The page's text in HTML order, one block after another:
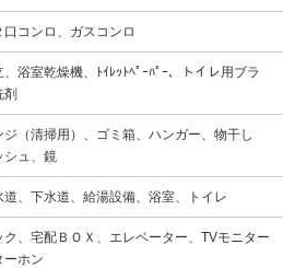
口コンロ、ガスコンロ
浴室乾燥機、ﾄｲﾚｯﾄﾍﾟｰﾊﾟｰ、トイレ用ブラ
剤
ジ（清掃用）、ゴミ箱、ハンガー、物干し
シュ、鏡
道、下水道、給湯設備、浴室、トイレ
ク、宅配ＢＯＸ、エレベーター、TVモニター
ーホン